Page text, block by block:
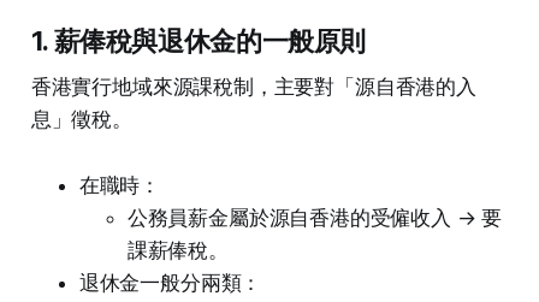
1. 薪俸稅與退休金的一般原則
香港實行地域來源課稅制，主要對「源自香港的入
息」徵稅。
在職時：
公務員薪金屬於源自香港的受僱收入 → 要
課薪俸稅。
退休金一般分兩類：